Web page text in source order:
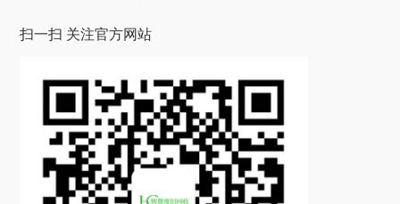
扫一扫 关注官方网站